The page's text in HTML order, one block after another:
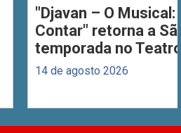
"Djavan – O Musical:
Contar" retorna a
temporada no
14 de agosto 2026